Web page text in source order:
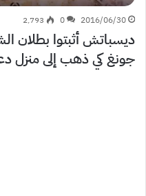
2016/06/30
0 2٬793
ديسباتش أثبتوا بطلان
جونغ كي ذهب إلى منزل